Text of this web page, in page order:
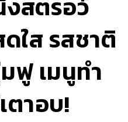
งสตรอว์
ใส รสชาติ
ฟู เมนูทำ
ตาอบ!